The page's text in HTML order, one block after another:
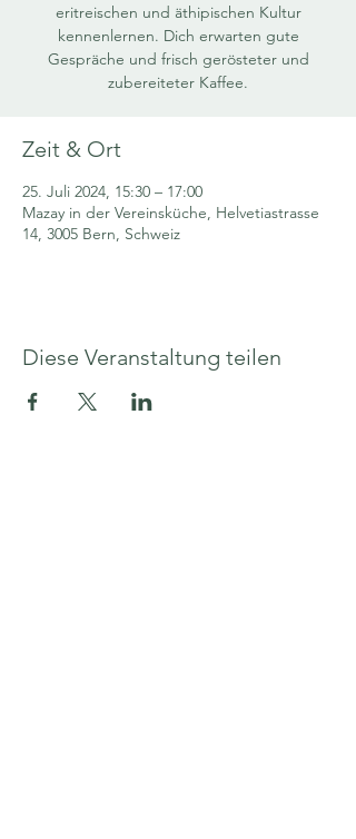
eritreischen und äthipischen Kultur
kennenlernen. Dich erwarten gute
Gespräche und frisch gerösteter und
zubereiteter Kaffee.
Zeit & Ort
25. Juli 2024, 15:30 – 17:00
Mazay in der Vereinsküche, Helvetiastrasse
14, 3005 Bern, Schweiz
Diese Veranstaltung teilen